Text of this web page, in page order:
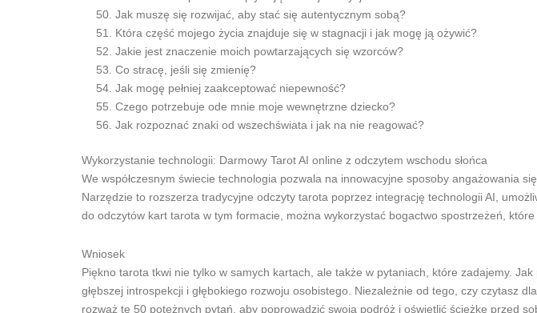
Jak muszę się rozwijać, aby stać się autentycznym sobą?
Która część mojego życia znajduje się w stagnacji i jak mogę ją ożywić?
Jakie jest znaczenie moich powtarzających się wzorców?
Co stracę, jeśli się zmienię?
Jak mogę pełniej zaakceptować niepewność?
Czego potrzebuje ode mnie moje wewnętrzne dziecko?
Jak rozpoznać znaki od wszechświata i jak na nie reagować?
Wykorzystanie technologii: Darmowy Tarot AI online z odczytem wschodu słońca
We współczesnym świecie technologia pozwala na innowacyjne sposoby angażowania
Narzędzie to rozszerza tradycyjne odczyty tarota poprzez integrację technologii AI,
do odczytów kart tarota w tym formacie, można wykorzystać bogactwo spostrzeżeń,
Wniosek
Piękno tarota tkwi nie tylko w samych kartach, ale także w pytaniach, które zadajemy.
głębszej introspekcji i głębokiego rozwoju osobistego. Niezależnie od tego, czy czytasz
rozważ te 50 potężnych pytań, aby poprowadzić swoją podróż i oświetlić ścieżkę przed